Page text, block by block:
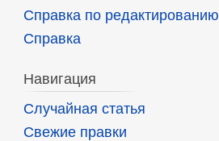
Справка по редактированию
Справка
Навигация
Случайная статья
Свежие правки